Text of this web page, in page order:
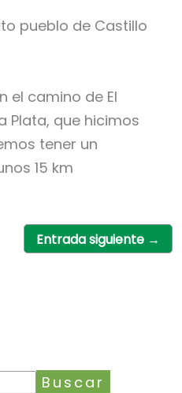
pueblo de Castillo
el camino de El
Plata, que hicimos
tener un
15 km
Entrada siguiente →
Buscar